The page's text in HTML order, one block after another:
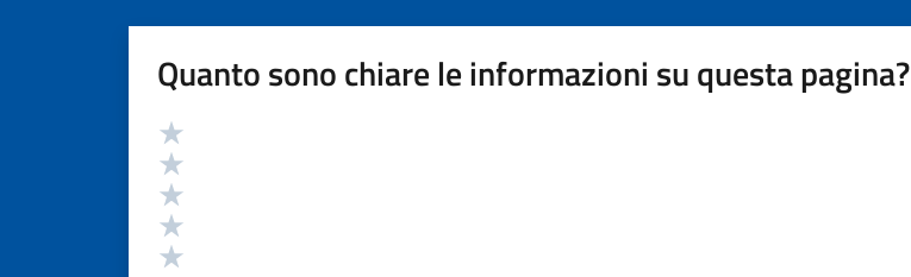
Quanto sono chiare le informazioni su questa pagina?
Valutazione